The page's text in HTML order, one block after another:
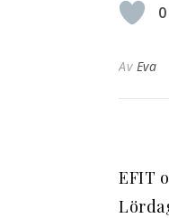
0
Av Eva
EFIT